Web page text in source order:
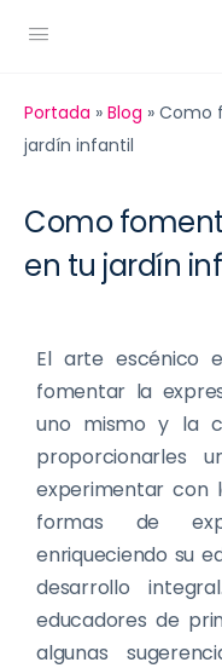
Portada » Blog » Como
jardín infantil
Como
en tu jardín
El arte escénico
fomentar la
uno mismo y la
proporcionarles
experimentar con
formas de
enriqueciendo su
desarrollo
educadores de
algunas